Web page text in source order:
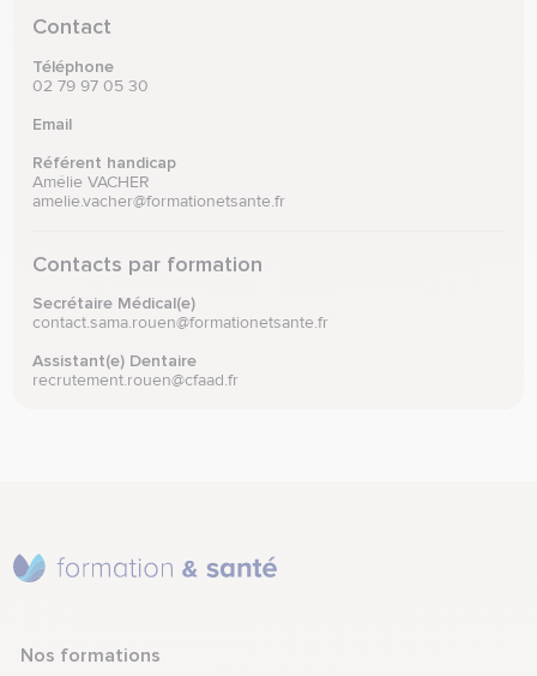
Contact
Téléphone
02 79 97 05 30
Email
Référent handicap
Amélie VACHER
amelie.vacher@formationetsante.fr
Contacts par formation
Secrétaire Médical(e)
contact.sama.rouen@formationetsante.fr
Assistant(e) Dentaire
recrutement.rouen@cfaad.fr
Nos formations